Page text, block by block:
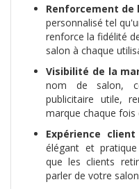
Renforcement
personnalisé tel
renforce la fidélité
salon à chaque
Visibilité de la
nom de salon,
publicitaire utile,
marque chaque fois
Expérience
élégant et
que les clients
parler de votre